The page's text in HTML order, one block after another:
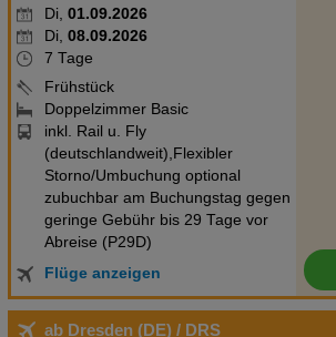
Di, 01.09.2026
Di, 08.09.2026
7 Tage
Frühstück
Doppelzimmer Basic
inkl. Rail u. Fly
(deutschlandweit),Flexibler
Storno/Umbuchung optional
zubuchbar am Buchungstag gegen
geringe Gebühr bis 29 Tage vor
Abreise (P29D)
Flüge anzeigen
ab Dresden (DE) / DRS